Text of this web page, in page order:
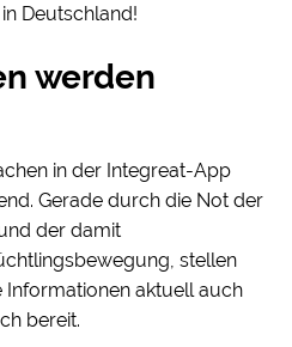
Deutschland!
werden
in der Integreat-App
Gerade durch die Not der
der damit
stellen
aktuell auch
bereit.